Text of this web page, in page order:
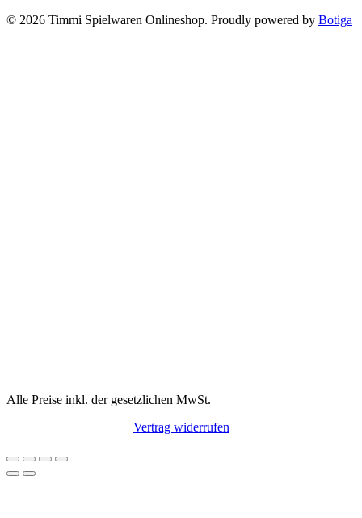
© 2026 Timmi Spielwaren Onlineshop. Proudly powered by Botiga
Alle Preise inkl. der gesetzlichen MwSt.
Vertrag widerrufen